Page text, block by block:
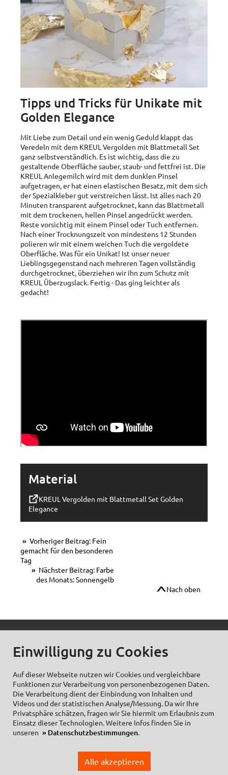
Tipps und Tricks für Unikate mit
Golden Elegance
Mit Liebe zum Detail und ein wenig Geduld klappt das
Veredeln mit dem KREUL Vergolden mit Blattmetall Set
ganz selbstverständlich. Es ist wichtig, dass die zu
gestaltende Oberfläche sauber, staub- und fettfrei ist. Die
KREUL Anlegemilch wird mit dem dunklen Pinsel
aufgetragen, er hat einen elastischen Besatz, mit dem sich
der Spezialkleber gut verstreichen lässt. Ist alles nach 20
Minuten transparent aufgetrocknet, kann das Blattmetall
mit dem trockenen, hellen Pinsel angedrückt werden.
Reste vorsichtig mit einem Pinsel oder Tuch entfernen.
Nach einer Trocknungszeit von mindestens 12 Stunden
polieren wir mit einem weichen Tuch die vergoldete
Oberfläche. Was für ein Unikat! Ist unser neuer
Lieblingsgegenstand nach mehreren Tagen vollständig
durchgetrocknet, überziehen wir ihn zum Schutz mit
KREUL Überzugslack. Fertig - Das ging leichter als
gedacht!
Material
KREUL Vergolden mit Blattmetall Set Golden
Elegance
Vorheriger Beitrag: Fein
gemacht für den besonderen
Tag
Nächster Beitrag: Farbe
des Monats: Sonnengelb
Nach oben
Zum Newsletter anmelden:
Cookieeinstellungen
Impressum
Datenschutzhinweise Social Media
Einkaufsbedingungen
Einwilligung zu Cookies
Auf dieser Webseite nutzen wir Cookies und vergleichbare
Funktionen zur Verarbeitung von personenbezogenen Daten.
Die Verarbeitung dient der Einbindung von Inhalten und
Videos und der statistischen Analyse/Messung. Da wir Ihre
Privatsphäre schätzen, fragen wir Sie hiermit um Erlaubnis zum
Einsatz dieser Technologien. Weitere Infos finden Sie in
unseren
Datenschutzbestimmungen.
Alle akzeptieren